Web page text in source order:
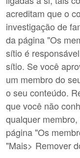
acreditam que o
investigação de
da página "Os
sítio é
sítio. Se você
um membro do
o seu conteúdo.
que você não
qualquer
página "Os
"Mais> Remover